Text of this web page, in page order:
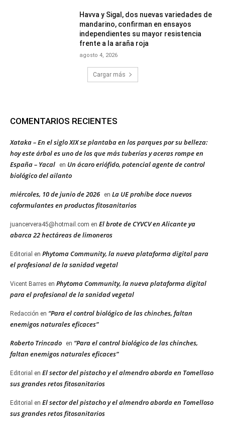
Havva y Sigal, dos nuevas variedades de
mandarino, confirman en ensayos
independientes su mayor resistencia
frente a la araña roja
agosto 4, 2026
Cargar más
COMENTARIOS RECIENTES
Xataka – En el siglo XIX se plantaba en los parques por su belleza:
hoy este árbol es uno de los que más tuberías y aceras rompe en
España – Yacal
en Un ácaro eriófido, potencial agente de control
biológico del ailanto
miércoles, 10 de junio de 2026 en La UE prohíbe doce nuevos
coformulantes en productos fitosanitarios
juancervera45@hotmail.com en El brote de CYVCV en Alicante ya
abarca 22 hectáreas de limoneros
Editorial en Phytoma Community, la nueva plataforma digital para
el profesional de la sanidad vegetal
Vicent Barres en Phytoma Community, la nueva plataforma digital
para el profesional de la sanidad vegetal
Redacción en “Para el control biológico de las chinches, faltan
enemigos naturales eficaces”
Roberto Trincado en “Para el control biológico de las chinches,
faltan enemigos naturales eficaces”
Editorial en El sector del pistacho y el almendro aborda en Tomelloso
sus grandes retos fitosanitarios
Editorial en El sector del pistacho y el almendro aborda en Tomelloso
sus grandes retos fitosanitarios